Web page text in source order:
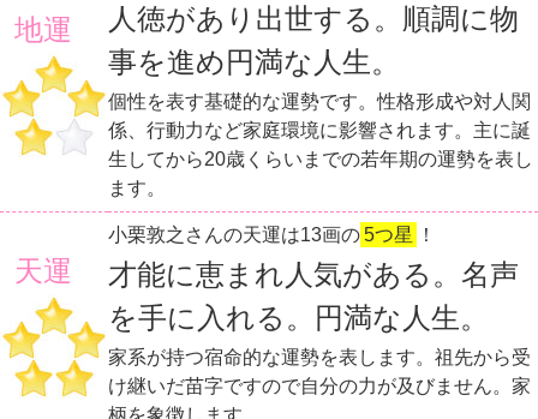
地運
人徳があり出世する。順調に物
事を進め円満な人生。
個性を表す基礎的な運勢です。性格形成や対人関
係、行動力など家庭環境に影響されます。主に誕
生してから20歳くらいまでの若年期の運勢を表し
ます。
天運
小栗敦之さんの天運は13画の5つ星 ！
才能に恵まれ人気がある。名声
を手に入れる。円満な人生。
家系が持つ宿命的な運勢を表します。祖先から受
け継いだ苗字ですので自分の力が及びません。家
柄を象徴します。